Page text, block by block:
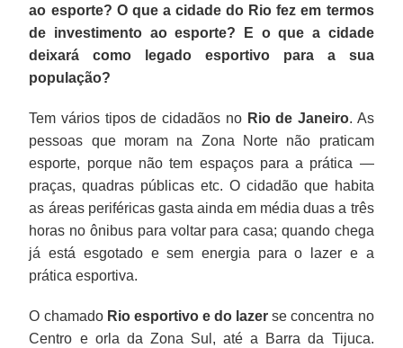
ao esporte? O que a cidade do Rio fez em termos
de investimento ao esporte? E o que a cidade
deixará como legado esportivo para a sua
população?
Tem vários tipos de cidadãos noRio de Janeiro. As
pessoas que moram na Zona Norte não praticam
esporte, porque não tem espaços para a prática —
praças, quadras públicas etc. O cidadão que habita
as áreas periféricas gasta ainda em média duas a três
horas no ônibus para voltar para casa; quando chega
já está esgotado e sem energia para o lazer e a
prática esportiva.
O chamado Rio esportivo e do lazer se concentra no
Centro e orla da Zona Sul, até a Barra da Tijuca.